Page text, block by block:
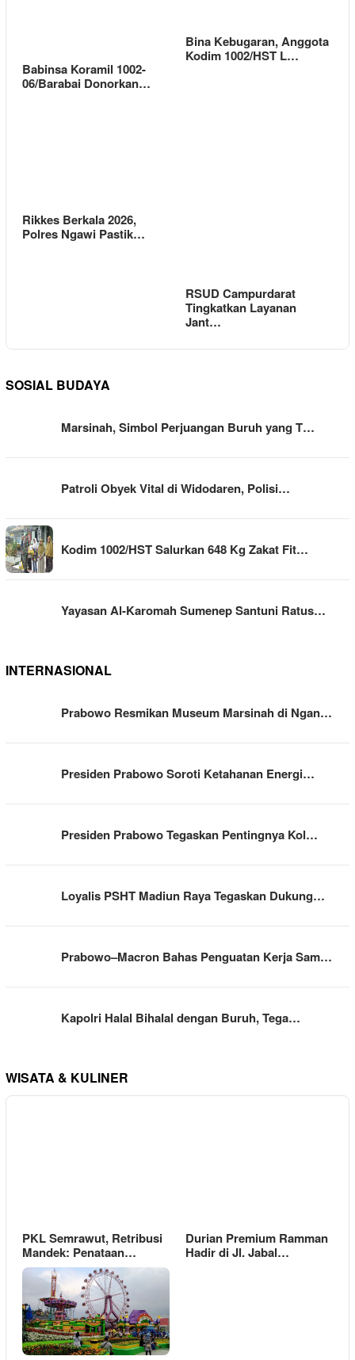
Babinsa Koramil 1002-
06/Barabai Donorkan…
Bina Kebugaran, Anggota
Kodim 1002/HST L…
Rikkes Berkala 2026,
Polres Ngawi Pastik…
RSUD Campurdarat
Tingkatkan Layanan
Jant…
SOSIAL BUDAYA
Marsinah, Simbol Perjuangan Buruh yang T…
Patroli Obyek Vital di Widodaren, Polisi…
Kodim 1002/HST Salurkan 648 Kg Zakat Fit…
Yayasan Al-Karomah Sumenep Santuni Ratus…
INTERNASIONAL
Prabowo Resmikan Museum Marsinah di Ngan…
Presiden Prabowo Soroti Ketahanan Energi…
Presiden Prabowo Tegaskan Pentingnya Kol…
Loyalis PSHT Madiun Raya Tegaskan Dukung…
Prabowo–Macron Bahas Penguatan Kerja Sam…
Kapolri Halal Bihalal dengan Buruh, Tega…
WISATA & KULINER
PKL Semrawut, Retribusi
Mandek: Penataan…
Durian Premium Ramman
Hadir di Jl. Jabal…